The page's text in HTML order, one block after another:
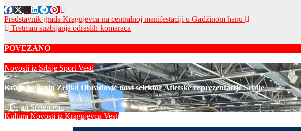
Post
navigation
Predstavnik grada Kragujevca na centralnoj manifestaciji u Gadžinom hanu
Tretman suzbijanja odraslih komaraca
POVEZANO
Novosti iz Srbije Sport Vesti
Kragujevčanin Željko Obradović novi selektor Atletske reprezentacije Srbije
Dejan Sretenovic
Kultura Novosti iz Kragujevca Vesti